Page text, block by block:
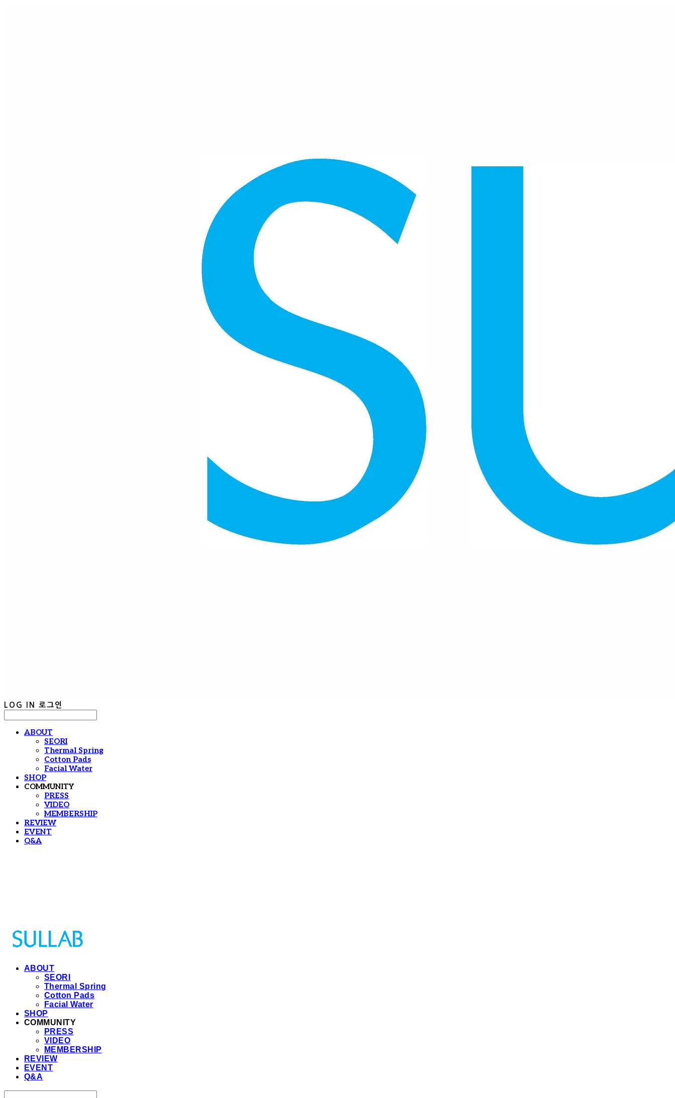
LOG IN 로그인
ABOUT
SEORI
Thermal Spring
Cotton Pads
Facial Water
SHOP
COMMUNITY
PRESS
VIDEO
MEMBERSHIP
REVIEW
EVENT
Q&A
ABOUT
SEORI
Thermal Spring
Cotton Pads
Facial Water
SHOP
COMMUNITY
PRESS
VIDEO
MEMBERSHIP
REVIEW
EVENT
Q&A